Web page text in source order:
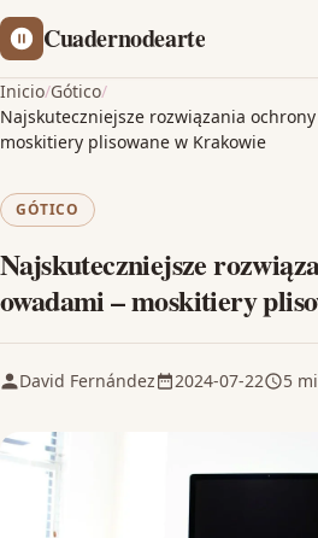
Cuadernodearte
Inicio/Gótico/
Najskuteczniejsze rozwiązania
moskitiery plisowane w Krakowie
GÓTICO
Najskuteczniejsze
owadami – moskitiery
David Fernández 2024-07-22 5